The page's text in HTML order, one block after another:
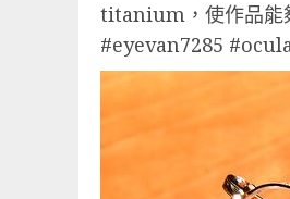
titanium，使作品能
#eyevan7285